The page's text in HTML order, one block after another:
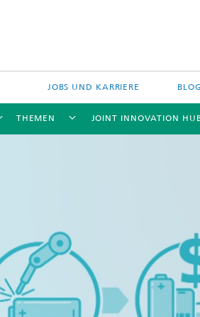
JOBS UND KARRIERE BLOG
THEMEN JOINT INNOVATION